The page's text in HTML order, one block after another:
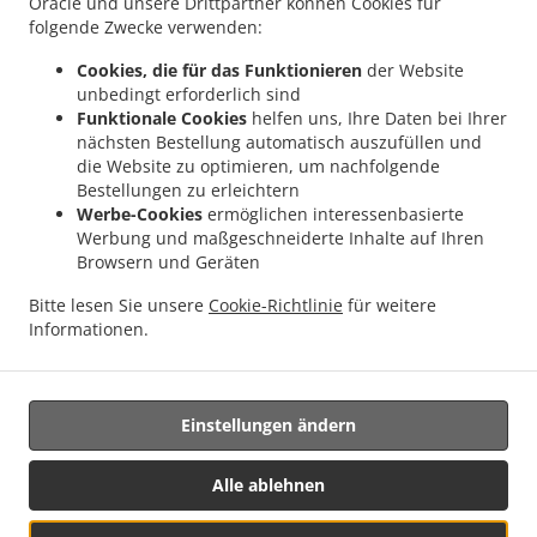
folgende Zwecke verwenden:
Cookies, die für das Funktionieren der Website
unbedingt erforderlich sind
Funktionale Cookies helfen uns, Ihre Daten bei Ihrer
nächsten Bestellung automatisch auszufüllen und
die Website zu optimieren, um nachfolgende
Bestellungen zu erleichtern
Werbe-Cookies ermöglichen interessenbasierte
Werbung und maßgeschneiderte Inhalte auf Ihren
Browsern und Geräten
Bitte lesen Sie unsere Cookie-Richtlinie für weitere
Informationen.
Alle ablehnen
Einstellungen ändern
Essen Lieferservice Reckange-sur-Mess Limpach
. Portugais Essen Lieferservice
Portugais Essen Lieferservice Mondercange Limpach . Portugais Essen Lieferservice
Mondercange Ehlerange
. Portugais Essen Lieferservice Mondercange
Essen Lieferservice Esch an der Alzette Belval
.
Portugais Essen Lieferservice Esch an
der Alzette
. Portugais Essen Lieferservice Messancy . Portugais Essen Lieferservice
Dippach Schouweiler
. Portugais Essen Lieferservice Dippach Schuller
Essen Lieferservice Dippach . Portugais Essen Lieferservice Clemency .
Essen Lieferservice Herserange . Portugais Essen Lieferservice Longlaville .
Portugais Essen Lieferservice Bettange-sur-Mess
. Portugais Essen Lieferservice
.
Meeresfrüchte Lieferservice. Essen zum mitnehmen und zum Liefern
Unterstützt von:
Letz2Go S.A.R.L.-s| info@letz2go.com | +34661617059